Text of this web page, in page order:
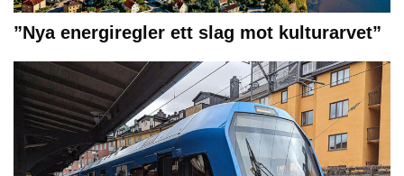
”Nya energiregler ett slag mot kulturarvet”